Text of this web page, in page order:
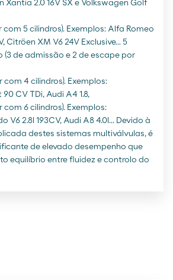
Xantia 2.0 16V SX e Volkswagen Golf
com 5 cilindros). Exemplos: Alfa Romeo
Citröen XM V6 24V Exclusive... 5
(3 de admissão e 2 de escape por
com 4 cilindros). Exemplos:
CV TDi, Audi A4 1.8,
com 6 cilindros). Exemplos:
V6 2.8l 193CV, Audi A8 4.0l... Devido à
destes sistemas multiválvulas, é
de elevado desempenho que
equilíbrio entre fluidez e controlo do